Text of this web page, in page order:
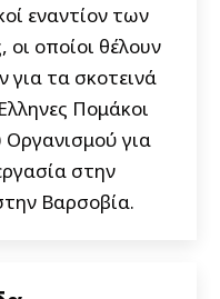
εναντίον των
οποίοι θέλουν
για τα σκοτεινά
Πομάκοι
Οργανισμού για
στην
Βαρσοβία.